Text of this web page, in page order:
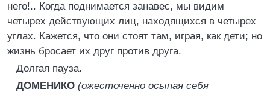
него!.. Когда поднимается занавес, мы видим
четырех действующих лиц, находящихся в четырех
углах. Кажется, что они стоят там, играя, как дети; но
жизнь бросает их друг против друга.
Долгая пауза.
ДОМЕНИКО (ожесточенно осыпая себя